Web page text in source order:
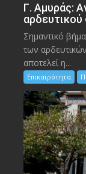
Γ. Αμυράς:
Σημαντικό
των
αποτελεί η...
Επικαιρότητα